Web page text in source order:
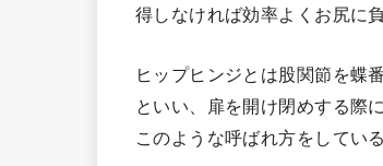
得しなければ効率よくお尻に
ヒップヒンジとは股関節を蝶
といい、扉を開け閉めする際
このような呼ばれ方をしてい